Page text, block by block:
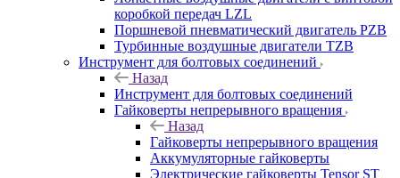
коробкой передач LZL
Поршневой пневматический двигатель PZB
Турбинные воздушные двигатели TZB
Инструмент для болтовых соединений
Назад
Инструмент для болтовых соединений
Гайковерты непрерывного вращения
Назад
Гайковерты непрерывного вращения
Аккумуляторные гайковерты
Электрические гайковерты Tensor ST